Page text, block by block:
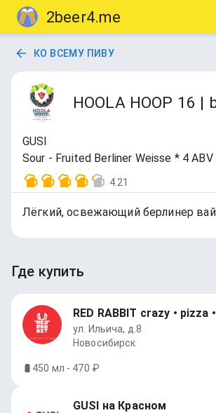
2beer4.me
КО ВСЕМУ ПИВУ
HOOLA HOOP 16
GUSI
Sour - Fruited Berliner Weisse * 4 ABV
4.21
Лёгкий, освежающий берлинер
Где купить
RED RABBIT crazy • pizza
ул. Ильича, д.8
Новосибирск
450 мл - 470 ₽
GUSI на Красном